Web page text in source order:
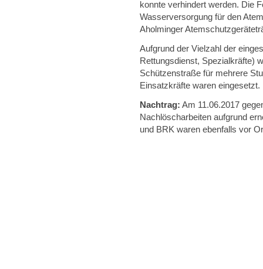
konnte verhindert werden. Die
Wasserversorgung für den
Aholminger
Aufgrund der Vielzahl der
Rettungsdienst, Spezialkräfte)
Schützenstraße für mehrere
Einsatzkräfte waren eingesetzt.
Nachtrag: Am 11.06.2017
Nachlöscharbeiten aufgrund
und BRK waren ebenfalls vor